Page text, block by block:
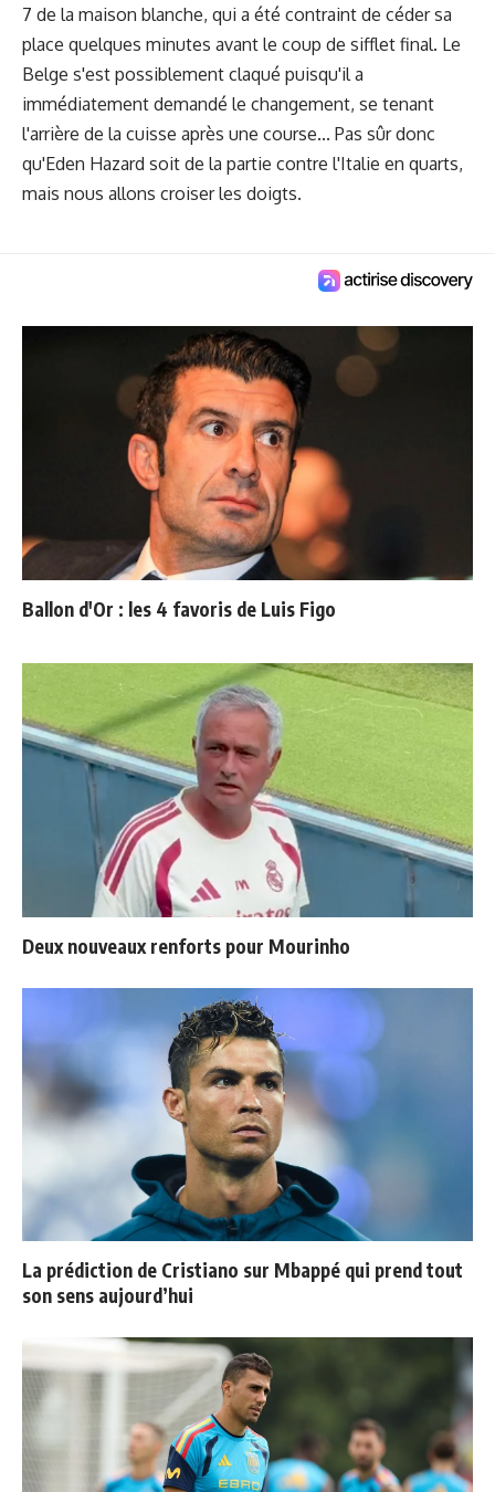
7 de la maison blanche, qui a été contraint de céder sa
place quelques minutes avant le coup de sifflet final. Le
Belge s'est possiblement claqué puisqu'il a
immédiatement demandé le changement, se tenant
l'arrière de la cuisse après une course... Pas sûr donc
qu'Eden Hazard soit de la partie contre l'Italie en quarts,
mais nous allons croiser les doigts.
Ballon d'Or : les 4 favoris de Luis Figo
Deux nouveaux renforts pour Mourinho
La prédiction de Cristiano sur Mbappé qui prend tout
son sens aujourd’hui